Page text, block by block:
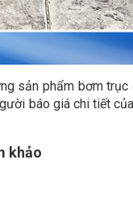
sản phẩm bơm
báo giá chi tiết
khảo
Báo
giá
bơm
trục
Báo
giá
bơm
trục